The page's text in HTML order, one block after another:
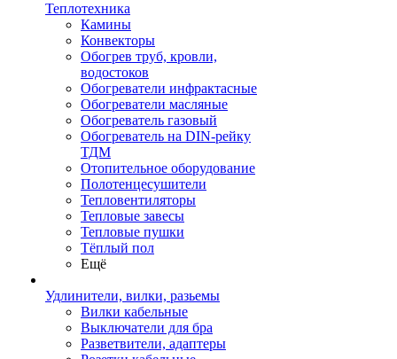
Теплотехника
Камины
Конвекторы
Обогрев труб, кровли,
водостоков
Обогреватели инфрактасные
Обогреватели масляные
Обогреватель газовый
Обогреватель на DIN-рейку
ТДМ
Отопительное оборудование
Полотенцесушители
Тепловентиляторы
Тепловые завесы
Тепловые пушки
Тёплый пол
Ещё
Удлинители, вилки, разьемы
Вилки кабельные
Выключатели для бра
Разветвители, адаптеры